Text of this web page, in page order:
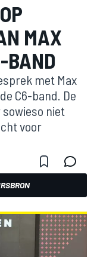
MAX
BAND
met Max
C6-band. De
niet
voor